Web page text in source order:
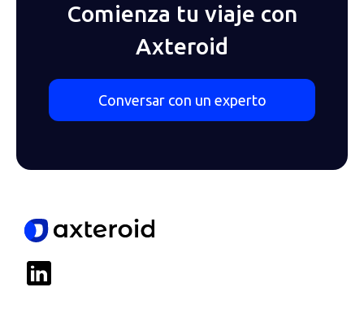
Comienza tu viaje con
Axteroid
Conversar con un experto